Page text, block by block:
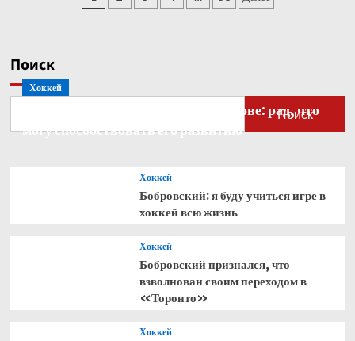
Поиск
Поиск
Хоккей
Бобровский — о голкипере Ахтямове: рад, что
могу способствовать его развитию
Хоккей
Бобровский: я буду учиться игре в
хоккей всю жизнь
Хоккей
Бобровский признался, что
взволнован своим переходом в
«Торонто»
Хоккей